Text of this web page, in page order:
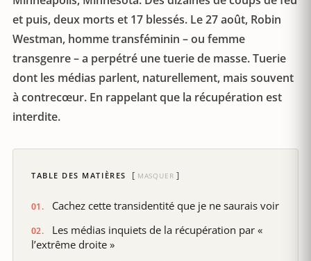
et puis, deux morts et 17 blessés. Le 27 août, Robin
Westman, homme transféminin – ou femme
transgenre – a perpétré une tuerie de masse. Tuerie
dont les médias parlent, naturellement, mais souvent
à contrecœur. En rappelant que la récupération est
interdite.
TABLE DES MATIÈRES MASQUER
Cachez cette transidentité que je ne saurais voir
Les médias inquiets de la récupération par «
l’extrême droite »